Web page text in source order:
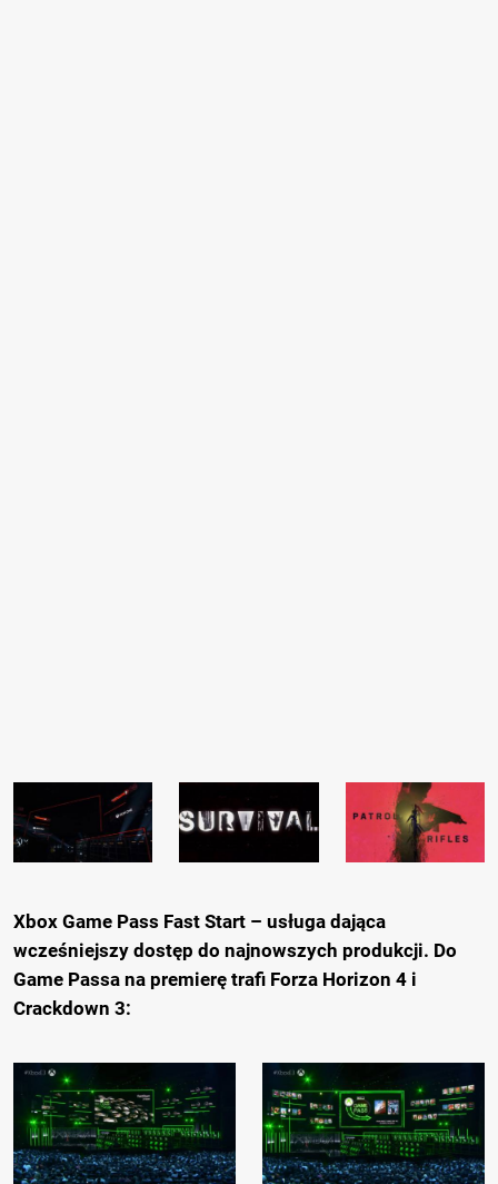
Xbox Game Pass Fast Start – usługa dająca
wcześniejszy dostęp do najnowszych produkcji. Do
Game Passa na premierę trafi Forza Horizon 4 i
Crackdown 3: